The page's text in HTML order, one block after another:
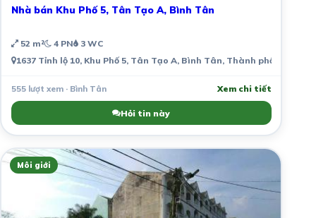
Nhà bán Khu Phố 5, Tân Tạo A, Bình Tân
52 m² 4 PN 3 WC
1637 Tỉnh lộ 10, Khu Phố 5, Tân Tạo A, Bình Tân, Thành phố Hồ Chí
555 lượt xem · Bình Tân Xem chi tiết
Hỏi tin này
Môi giới